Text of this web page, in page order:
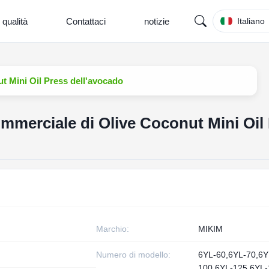
Contattaci notizie Italiano
Mini Oil Press dell'avocado
di Olive Coconut Mini Oil
Marchio: MIKIM
Numero di modello:
6YL-60,6YL-